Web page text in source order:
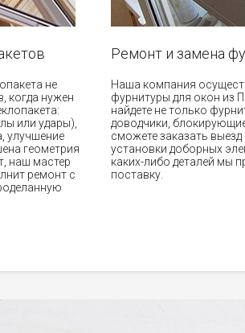
не
когда нужен
или удары),
улучшение
геометрия
наш мастер
ремонт с
Ремонт и замена
Наша компания
фурнитуры для окон из
найдете не только
доводчики,
сможете заказать
установки доборных
каких-либо деталей мы
поставку.